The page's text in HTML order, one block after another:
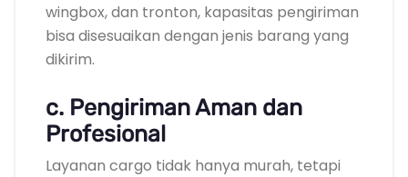
wingbox, dan tronton, kapasitas pengiriman
bisa disesuaikan dengan jenis barang yang
dikirim.
c. Pengiriman Aman dan
Profesional
Layanan cargo tidak hanya murah, tetapi